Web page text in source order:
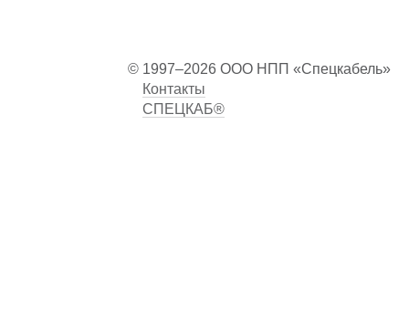
© 1997–2026 ООО НПП «Спецкабель»
Контакты
СПЕЦКАБ®